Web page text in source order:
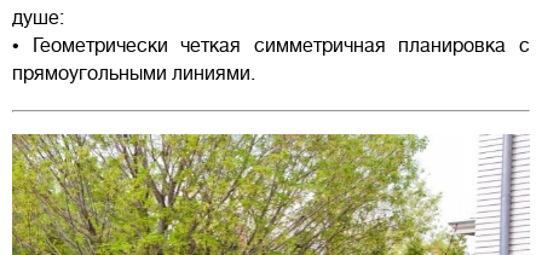
душе:
• Геометрически четкая симметричная планировка с
прямоугольными линиями.